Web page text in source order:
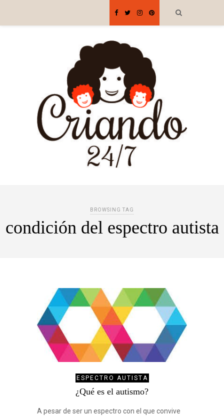
BROWSING TAG
condición del espectro autista
ESPECTRO AUTISTA
¿Qué es el autismo?
A pesar de ser un espectro con el que convive